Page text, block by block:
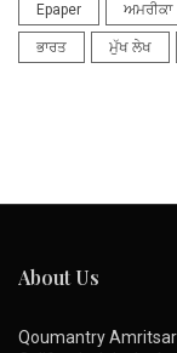
Epaper ਅਮਰੀਕਾ
ਭਾਰਤ ਮੁੱਖ ਲੇਖ
About Us
Qoumantry